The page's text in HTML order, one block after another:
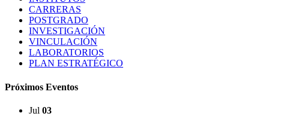
CARRERAS
POSTGRADO
INVESTIGACIÓN
VINCULACIÓN
LABORATORIOS
PLAN ESTRATÉGICO
Próximos Eventos
Jul 03